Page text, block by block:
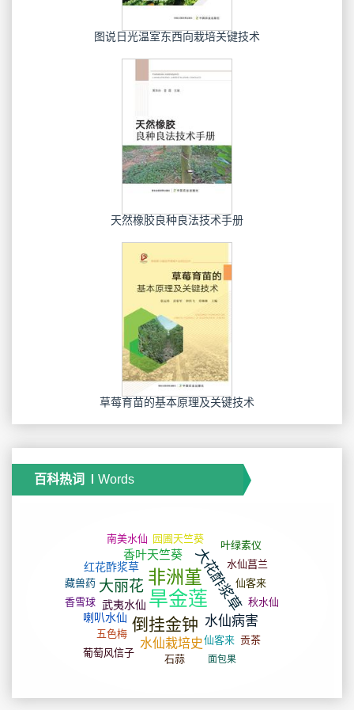
图说日光温室东西向栽培关键技术
天然橡胶良种良法技术手册
草莓育苗的基本原理及关键技术
百科热词 Words